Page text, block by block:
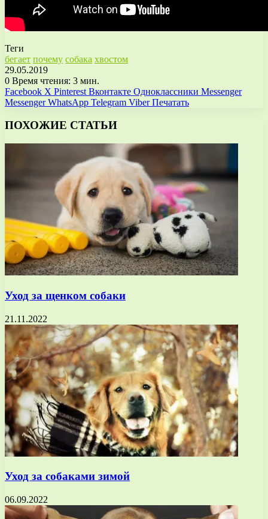
Теги
бегает почему собака хвостом
29.05.2019
0 Время чтения: 3 мин.
Facebook X Pinterest Вконтакте Одноклассники Messenger
Messenger WhatsApp Telegram Viber Печатать
ПОХОЖИЕ СТАТЬИ
Уход за щенком собаки
21.11.2022
Уход за собаками зимой
06.09.2022